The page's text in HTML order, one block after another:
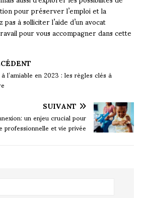
pour préserver l’emploi et la
à solliciter l’aide d’un avocat
pour vous accompagner dans cette
l’amiable en 2023 : les règles clés à
SUIVANT
un enjeu crucial pour
professionnelle et vie privée